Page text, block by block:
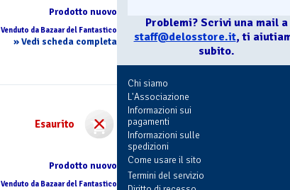
Prodotto nuovo
Venduto da Bazaar del Fantastico
» Vedi scheda completa
Esaurito
Prodotto nuovo
Venduto da Bazaar del Fantastico
Problemi? Scrivi una mail a
staff@delosstore.it, ti
subito.
Chi siamo
L'Associazione
Informazioni sui
pagamenti
Informazioni sulle
spedizioni
Come usare il sito
Termini del servizio